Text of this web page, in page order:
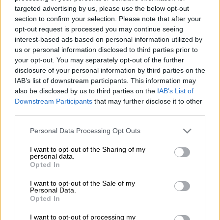
targeted advertising by us, please use the below opt-out
section to confirm your selection. Please note that after your
opt-out request is processed you may continue seeing
interest-based ads based on personal information utilized by
us or personal information disclosed to third parties prior to
your opt-out. You may separately opt-out of the further
disclosure of your personal information by third parties on the
IAB’s list of downstream participants. This information may
also be disclosed by us to third parties on the IAB’s List of
Downstream Participants that may further disclose it to other
Please note that this website/app uses one or more Google
not limited to your visit or usage behaviour. You may click to
grant or deny consent to Google and its third-party tags to
use your data for below specified purposes in below Google
consent section.
Personal Data Processing Opt Outs
I want to opt-out of the Sharing of my
personal data.
Opted In
I want to opt-out of the Sale of my
Personal Data.
Opted In
I want to opt-out of processing my
πληροφορίες που να οδηγούν στον
εντοπισμό του. Τομυστήριο γύρω από τον
«Γιάννη»περιπλέκει ακόμη περισσότερο μια
ήδη σκοτεινή ιστορία.
αστυνομίακρατά επιφυλάξεις για τον
ρόλο του υποτιθέμενου συνεργού
παράλληλα διερευνά αν η αναφορά σε αυτόν